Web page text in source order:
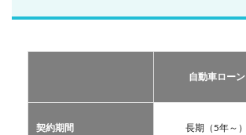
おす
サー
自動車ローン
契約期間 長期（5年～）